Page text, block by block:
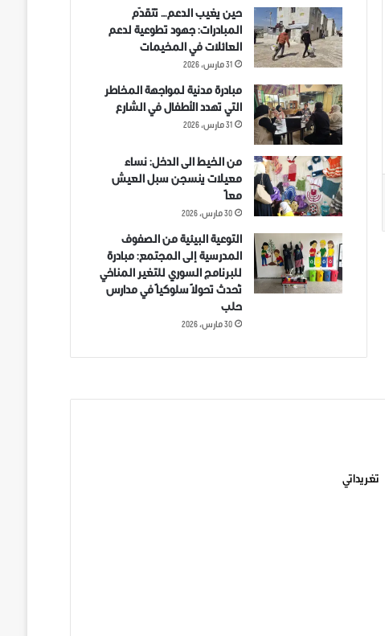
حين يغيب الدعم… تتقدّم
المبادرات: جهود تطوعية لدعم
العائلات في المخيمات
31 مارس، 2026
مبادرة مدنية لمواجهة المخاطر
التي تهدد الأطفال في الشارع
31 مارس، 2026
من الخيط الى الدخل: نساء
معيلات ينسجن سبل العيش
معاً
30 مارس، 2026
التوعية البيئية من الصفوف
المدرسية إلى المجتمع: مبادرة
للبرنامج السوري للتغير المناخي
تُحدث تحولاً سلوكياً في مدارس
حلب
30 مارس، 2026
تغريداتي